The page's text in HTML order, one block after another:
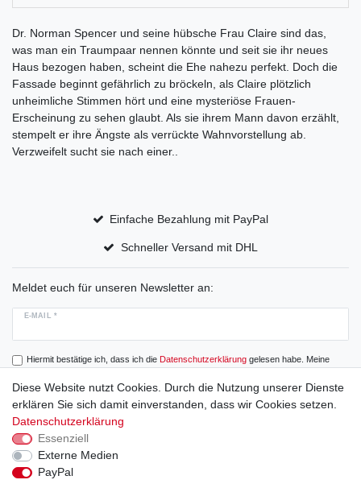
Dr. Norman Spencer und seine hübsche Frau Claire sind das,
was man ein Traumpaar nennen könnte und seit sie ihr neues
Haus bezogen haben, scheint die Ehe nahezu perfekt. Doch die
Fassade beginnt gefährlich zu bröckeln, als Claire plötzlich
unheimliche Stimmen hört und eine mysteriöse Frauen-
Erscheinung zu sehen glaubt. Als sie ihrem Mann davon erzählt,
stempelt er ihre Ängste als verrückte Wahnvorstellung ab.
Verzweifelt sucht sie nach einer..
Einfache Bezahlung mit PayPal
Schneller Versand mit DHL
Meldet euch für unseren Newsletter an:
E-MAIL *
Hiermit bestätige ich, dass ich die Daten­schutz­erklärunggelesen habe. Meine
Abonnieren
Widerrufs­recht
Diese Website nutzt Cookies. Durch die Nutzung unserer Dienste
erklären Sie sich damit einverstanden, dass wir Cookies setzen.
Datenschutzerklärung
Essenziell
Externe Medien
PayPal